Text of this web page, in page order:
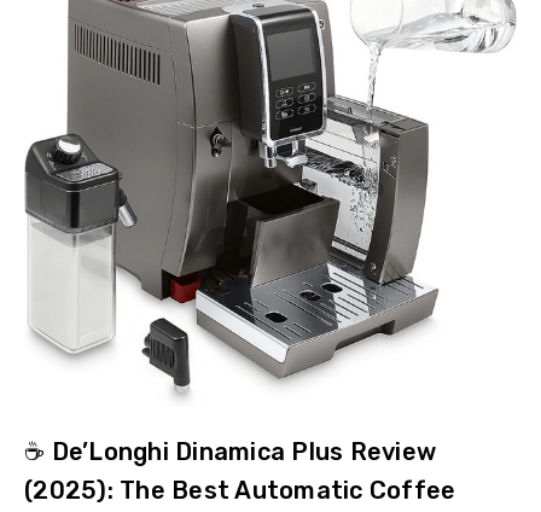
☕ De’Longhi Dinamica Plus Review
(2025): The Best Automatic Coffee